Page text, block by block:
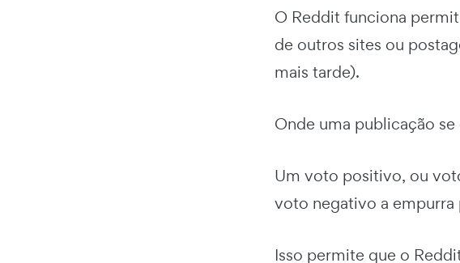
O Reddit funciona
de outros sites ou
mais tarde).
Onde uma publicação
Um voto positivo, ou
voto negativo a empurra
Isso permite que o